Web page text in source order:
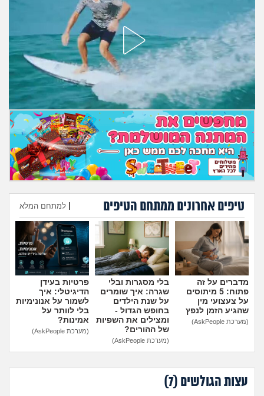
גאווה
טיפים אחרונים ממתחם הטיפים למתחם המלא
הוספת טיפ
מדברים על זה
פתוח: 5 מיתוסים
על צעצועי מין
שהגיע הזמן לנפץ
(מערכת AskPeople)
בלי מסגרות ובלי
שגרה: איך שומרים
על שנת הילדים
בחופש הגדול -
ומצילים את השפיות
של ההורים?
(מערכת AskPeople)
פרטיות בעידן
הדיגיטלי: איך
לשמור על אנונימיות
בלי לוותר על
אמינות?
(מערכת AskPeople)
עצות הגולשים (7
)